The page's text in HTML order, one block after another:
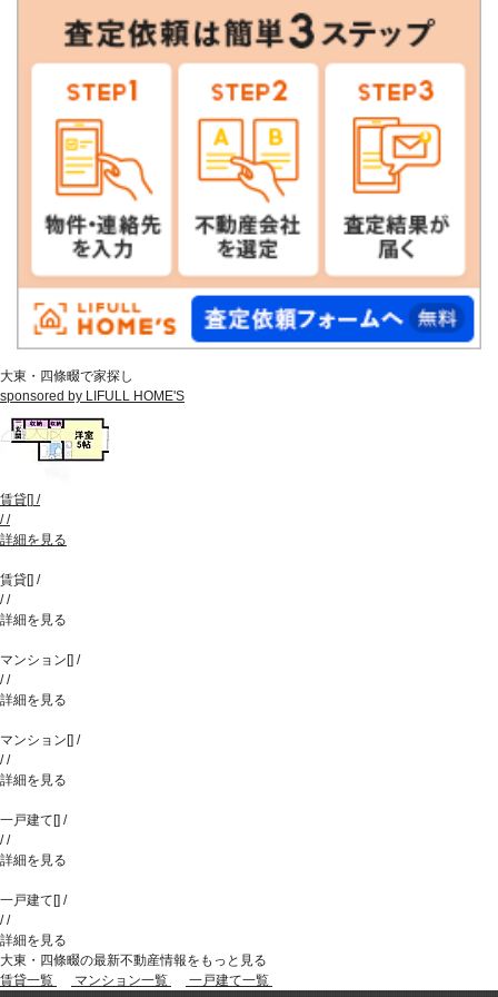
大東・四條畷で家探し
sponsored by LIFULL HOME'S
賃貸[] /
//
詳細を見る
賃貸[] /
//
詳細を見る
マンション [] /
//
詳細を見る
マンション [] /
//
詳細を見る
一戸建て [] /
//
詳細を見る
一戸建て [] /
//
詳細を見る
大東・四條畷の最新不動産情報をもっと見る
賃貸一覧
マンション一覧 一戸建て一覧